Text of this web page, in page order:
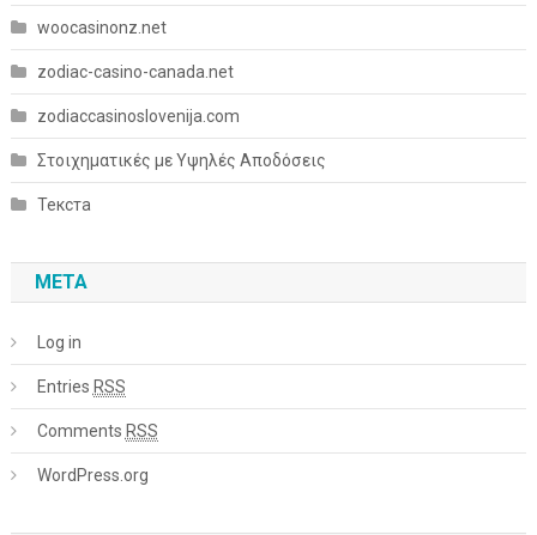
woocasinonz.net
zodiac-casino-canada.net
zodiaccasinoslovenija.com
Στοιχηματικές με Υψηλές Αποδόσεις
Текста
META
Log in
Entries RSS
Comments RSS
WordPress.org